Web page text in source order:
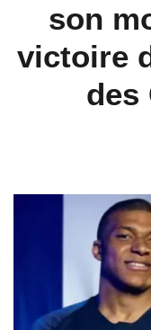
son
victoire
des